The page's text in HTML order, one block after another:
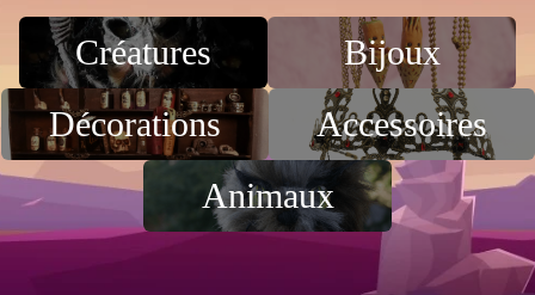
Créatures
Bijoux
Décorations
Accessoires
Animaux